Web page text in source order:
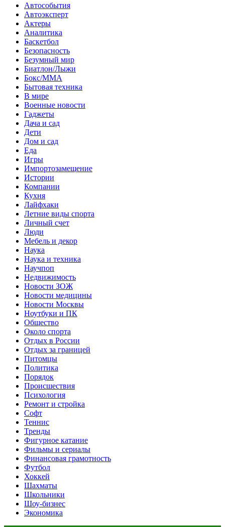
Автособытия
Автоэксперт
Актеры
Аналитика
Баскетбол
Безопасность
Безумный мир
Биатлон/Лыжи
Бокс/MMA
Бытовая техника
В мире
Военные новости
Гаджеты
Дача и сад
Дети
Дом и сад
Еда
Игры
Импортозамещение
Истории
Компании
Кухня
Лайфхаки
Летние виды спорта
Личный счет
Люди
Мебель и декор
Наука
Наука и техника
Научпоп
Недвижимость
Новости ЗОЖ
Новости медицины
Новости Москвы
Ноутбуки и ПК
Общество
Около спорта
Отдых в России
Отдых за границей
Питомцы
Политика
Порядок
Происшествия
Психология
Ремонт и стройка
Софт
Теннис
Тренды
Фигурное катание
Фильмы и сериалы
Финансовая грамотность
Футбол
Хоккей
Шахматы
Школьники
Шоу-бизнес
Экономика